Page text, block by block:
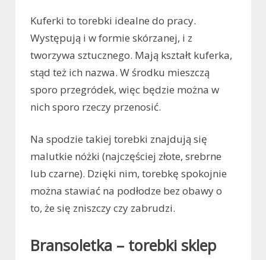
Kuferki to torebki idealne do pracy.
Występują i w formie skórzanej, i z
tworzywa sztucznego. Mają kształt kuferka,
stąd też ich nazwa. W środku mieszczą
sporo przegródek, więc będzie można w
nich sporo rzeczy przenosić.
Na spodzie takiej torebki znajdują się
malutkie nóżki (najczęściej złote, srebrne
lub czarne). Dzięki nim, torebkę spokojnie
można stawiać na podłodze bez obawy o
to, że się zniszczy czy zabrudzi.
Bransoletka – torebki sklep